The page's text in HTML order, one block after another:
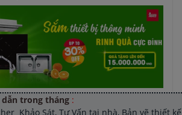
trong tháng :
Khảo Sát, Tư Vấn tại nhà, Bản vẽ thiết